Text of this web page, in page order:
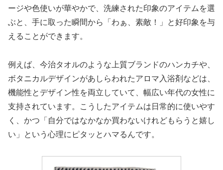
ージや色使いが華やかで、洗練された印象のアイテムを選
ぶと、手に取った瞬間から「わぁ、素敵！」と好印象を与
えることができます。
例えば、今治タオルのような上質ブランドのハンカチや、
ボタニカルデザインがあしらわれたアロマ入浴剤などは、
機能性とデザイン性を両立していて、幅広い年代の女性に
支持されています。こうしたアイテムは日常的に使いやす
く、かつ「自分ではなかなか買わないけれどもらうと嬉し
い」という心理にピタッとハマるんです。